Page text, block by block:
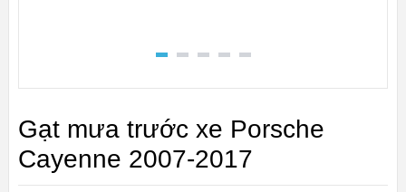
Gạt mưa trước xe Porsche
Cayenne 2007-2017